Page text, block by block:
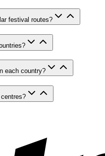
festival routes?
each country?